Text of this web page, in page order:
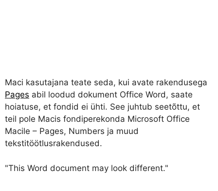
Maci kasutajana teate seda, kui avate rakendusega
Pages abil loodud dokument Office Word, saate
hoiatuse, et fondid ei ühti. See juhtub seetõttu, et
teil pole Macis fondiperekonda Microsoft Office
Macile – Pages, Numbers ja muud
tekstitöötlusrakendused.
"This Word document may look different."